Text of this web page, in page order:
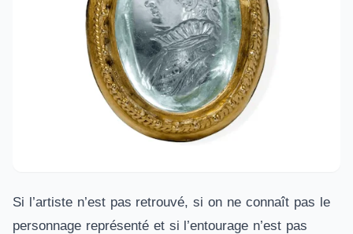
Si l’artiste n’est pas retrouvé, si on ne connaît pas le
personnage représenté et si l’entourage n’est pas